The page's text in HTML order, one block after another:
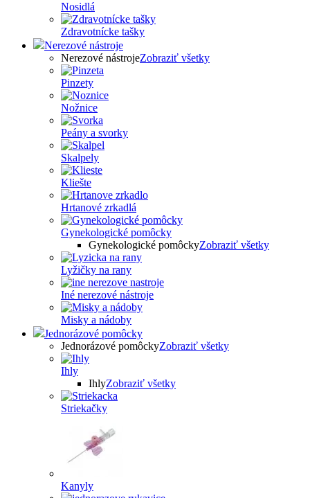
Nosidlá
Zdravotnícke tašky
Nerezové nástroje
Nerezové nástrojeZobraziť všetky
Pinzety
Nožnice
Peány a svorky
Skalpely
Kliešte
Hrtanové zrkadlá
Gynekologické pomôcky
Gynekologické pomôckyZobraziť všetky
Lyžičky na rany
Iné nerezové nástroje
Misky a nádoby
Jednorázové pomôcky
Jednorázové pomôckyZobraziť všetky
Ihly
IhlyZobraziť všetky
Striekačky
Kanyly